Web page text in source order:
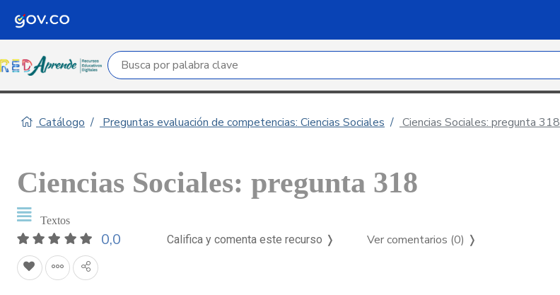
Campo de búsqueda por palabra clave
Catálogo Preguntas evaluación de competencias: Ciencias Sociales Ciencias Sociales: pregunta 318
Ciencias Sociales: pregunta 318
Textos
0,0 Califica y comenta este recurso ❭ Ver comentarios (0) ❭